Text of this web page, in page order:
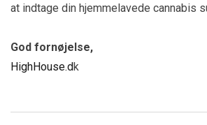
at indtage din hjemmelavede cannabis
God fornøjelse,
HighHouse.dk